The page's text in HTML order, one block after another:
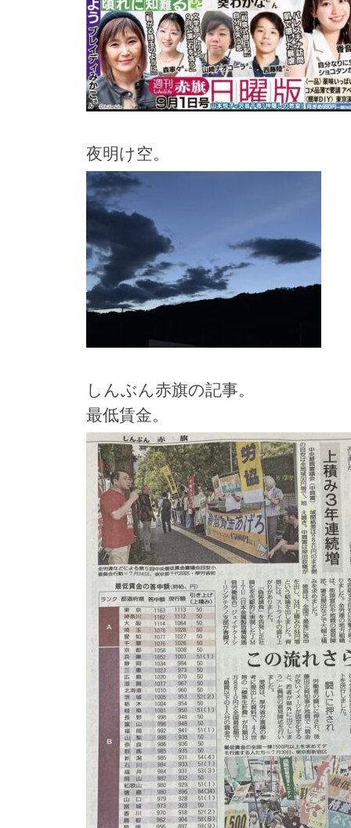
夜明け空。
しんぶん赤旗の記事。
最低賃金。